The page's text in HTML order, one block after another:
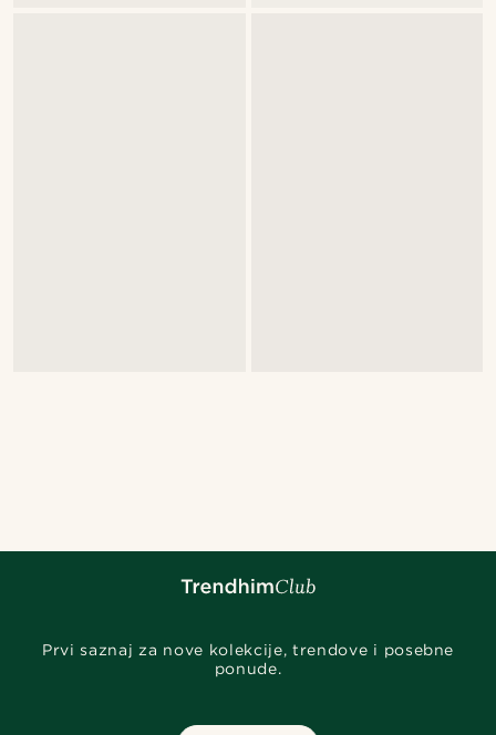
Prvi saznaj za nove kolekcije, trendove i posebne
ponude.